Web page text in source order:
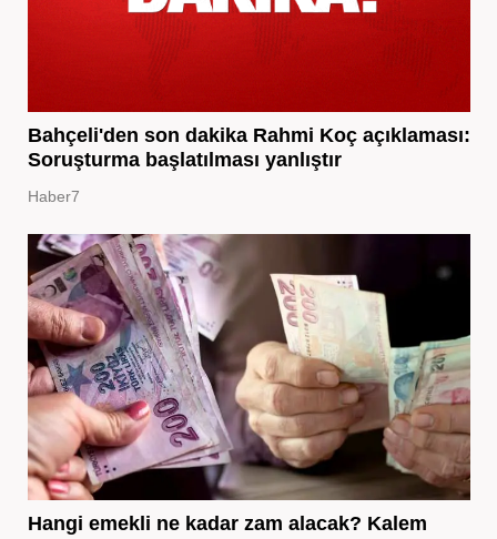
Bahçeli'den son dakika Rahmi Koç açıklaması:
Soruşturma başlatılması yanlıştır
Haber7
Hangi emekli ne kadar zam alacak? Kalem